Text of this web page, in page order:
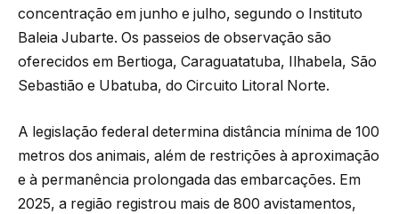
concentração em junho e julho, segundo o Instituto
Baleia Jubarte. Os passeios de observação são
oferecidos em Bertioga, Caraguatatuba, Ilhabela, São
Sebastião e Ubatuba, do Circuito Litoral Norte.
A legislação federal determina distância mínima de 100
metros dos animais, além de restrições à aproximação
e à permanência prolongada das embarcações. Em
2025, a região registrou mais de 800 avistamentos,